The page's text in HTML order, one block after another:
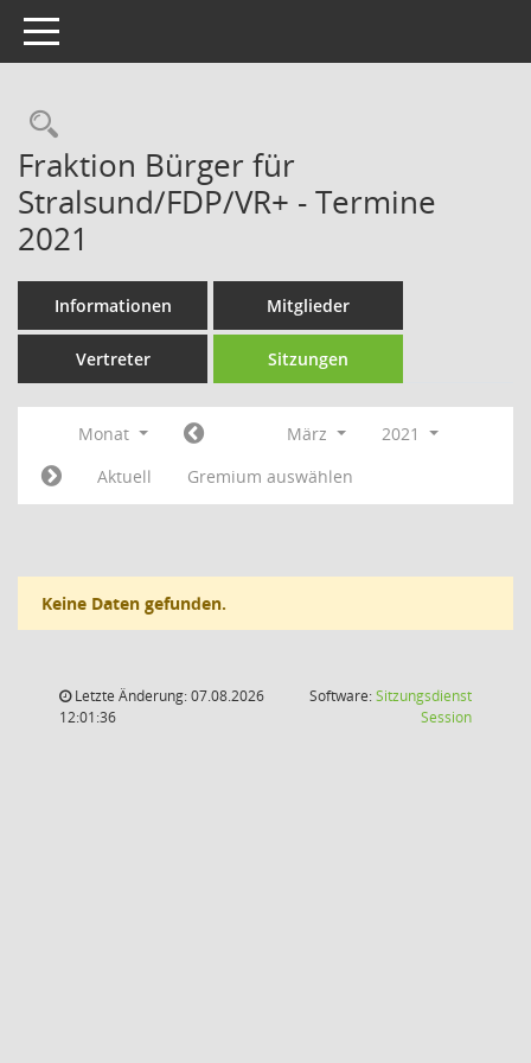
Toggle navigation
Rechercheauswahl
Fraktion Bürger für
Stralsund/FDP/VR+ - Termine
2021
Informationen Mitglieder
Vertreter Sitzungen
Monat März
2021
Aktuell
Gremium auswählen
Keine Daten gefunden.
Letzte Änderung: 07.08.2026
12:01:36
Software:Sitzungsdienst
Session(Wird in